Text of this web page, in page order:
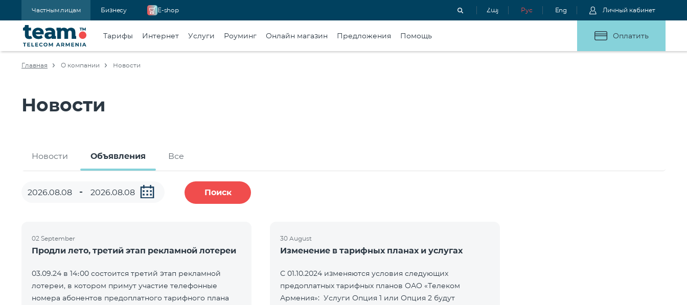
Частным лицам Бизнесу E-shop Հայ Рус Eng Личный кабинет
Тарифы Интернет Услуги Роуминг Онлайн магазин Предложения Помощь Оплатить
Главная О компании Новости
Новости
Новости Объявления Все
Поиск
02 September
Продли лето, третий этап рекламной лотереи
03.09.24 в 14։00 состоится третий этап рекламной
лотереи, в котором примут участие телефонные
номера абонентов предоплатного тарифного плана
30 August
Изменение в тарифных планах и услугах
С 01.10.2024 изменяются условия следующих
предоплатных тарифных планов ОАО «Телеком
Армения»: Услуги Опция 1 или Опция 2 будут